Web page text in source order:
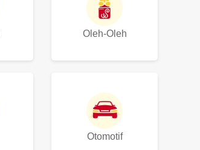
Oleh-Oleh
Otomotif